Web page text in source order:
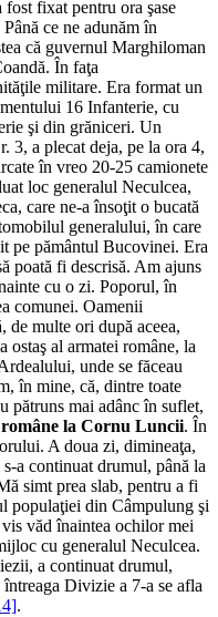
fixat pentru ora şase
ce ne adunăm în
că guvernul Marghiloman
În faţa
militare. Era format un
16 Infanterie, cu
şi din grăniceri. Un
3, a plecat deja, pe la ora 4,
în vreo 20-25 ca­mionete
loc generalul Neculcea,
care ne-a însoţit o bucată
generalului, în care
pe pământul Bucovinei. Era
poată fi descrisă. Am ajuns
cu o zi. Poporul, în
comunei. Oamenii
de multe ori după aceea,
ostaş al armatei române, la
unde se făceau
în mine, că, dintre toate
pătruns mai adânc în suflet,
la Cornu Luncii. În
A doua zi, dimineaţa,
a continuat drumul, până la
simt prea slab, pentru a fi
populaţiei din Câmpulung şi
văd înaintea ochilor mei
cu generalul Neculcea.
a continuat drumul,
Divizie a 7-a se afla
.